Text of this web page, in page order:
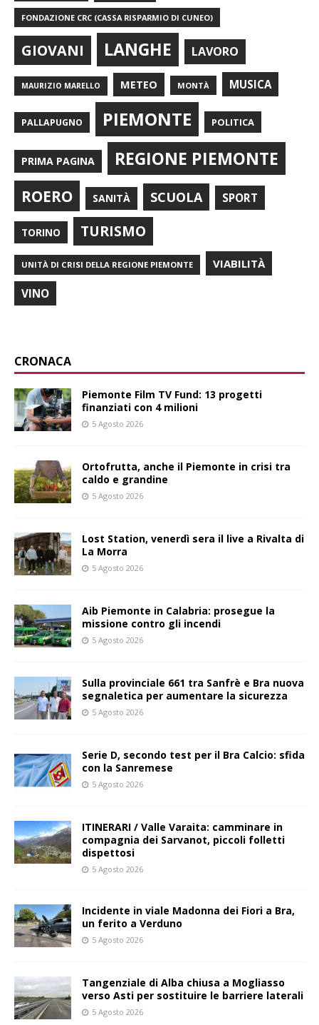
FONDAZIONE CRC (CASSA RISPARMIO DI CUNEO)
GIOVANI LANGHE LAVORO
MAURIZIO MARELLO METEO MONTÀ MUSICA
PALLAPUGNO PIEMONTE POLITICA
PRIMA PAGINA REGIONE PIEMONTE
ROERO SANITÀ SCUOLA SPORT
TORINO TURISMO
UNITÀ DI CRISI DELLA REGIONE PIEMONTE VIABILITÀ
VINO
CRONACA
Piemonte Film TV Fund: 13 progetti
finanziati con 4 milioni
5 Agosto 2026
Ortofrutta, anche il Piemonte in crisi tra
caldo e grandine
5 Agosto 2026
Lost Station, venerdì sera il live a Rivalta di
La Morra
5 Agosto 2026
Aib Piemonte in Calabria: prosegue la
missione contro gli incendi
5 Agosto 2026
Sulla provinciale 661 tra Sanfrè e Bra nuova
segnaletica per aumentare la sicurezza
5 Agosto 2026
Serie D, secondo test per il Bra Calcio: sfida
con la Sanremese
5 Agosto 2026
ITINERARI / Valle Varaita: camminare in
compagnia dei Sarvanot, piccoli folletti
dispettosi
5 Agosto 2026
Incidente in viale Madonna dei Fiori a Bra,
un ferito a Verduno
5 Agosto 2026
Tangenziale di Alba chiusa a Mogliasso
verso Asti per sostituire le barriere laterali
5 Agosto 2026